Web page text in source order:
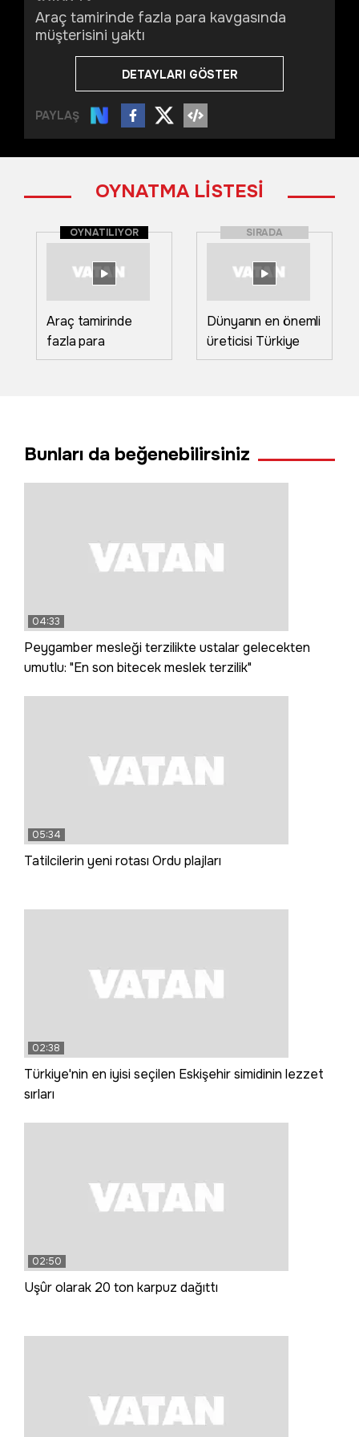
Araç tamirinde fazla para kavgasında
müşterisini yaktı
DETAYLARI GÖSTER
PAYLAŞ
OYNATMA LİSTESİ
OYNATILIYOR
Araç tamirinde
fazla para
kavgasında
SIRADA
Dünyanın en önemli
üreticisi Türkiye
üretiyor Avrupa
Bunları da beğenebilirsiniz
04:33
Peygamber mesleği terzilikte ustalar gelecekten
umutlu: "En son bitecek meslek terzilik"
05:34
Tatilcilerin yeni rotası Ordu plajları
02:38
Türkiye'nin en iyisi seçilen Eskişehir simidinin lezzet
sırları
02:50
Uşûr olarak 20 ton karpuz dağıttı